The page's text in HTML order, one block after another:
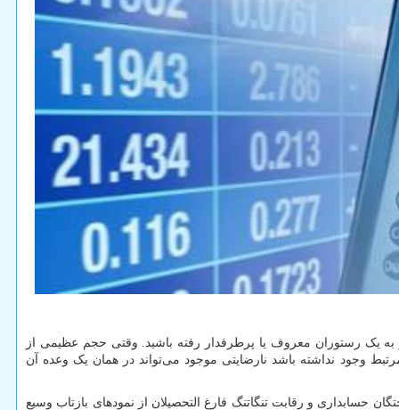
یک رستوران معروف یا پرطرفدار رفته باشید. وقتی حجم عظیمی از
وجود نداشته باشد نارضایتی موجود می‌تواند در همان یک وعده آن
و رقابت تنگاتنگ فارغ التحصیلان از نمودهای بازتاب‌ وسیع